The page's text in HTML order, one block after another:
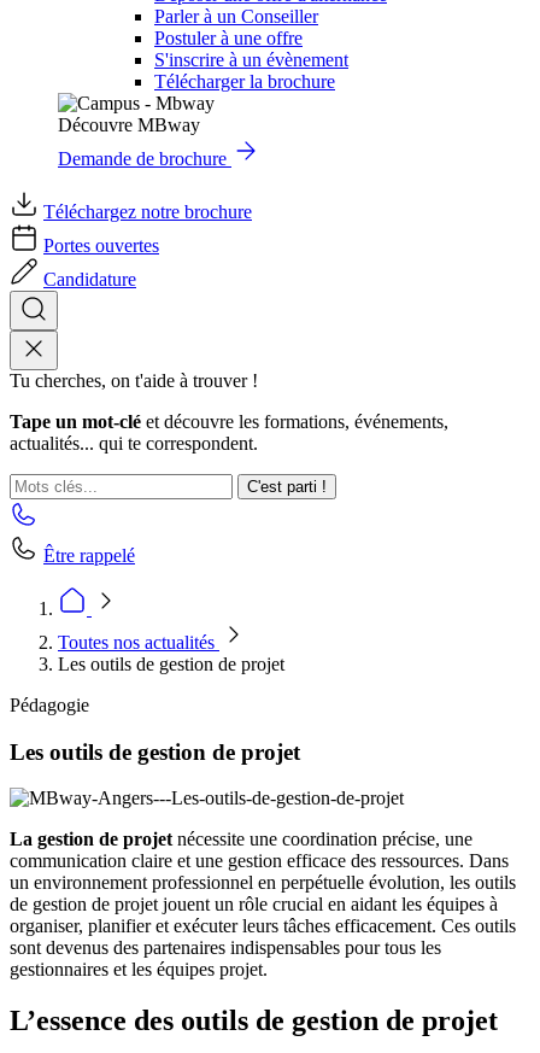
Parler à un Conseiller
Postuler à une offre
S'inscrire à un évènement
Télécharger la brochure
Découvre MBway
Demande de brochure
Téléchargez notre brochure
Portes ouvertes
Candidature
Tu cherches, on t'aide à trouver !
Tape un mot-clé et découvre les formations, événements,
actualités... qui te correspondent.
C'est parti !
Être rappelé
Toutes nos actualités
Les outils de gestion de projet
Pédagogie
Les outils de gestion de projet
La gestion de projetnécessite une coordination précise, une
communication claire et une gestion efficace des ressources. Dans
un environnement professionnel en perpétuelle évolution, les outils
de gestion de projet jouent un rôle crucial en aidant les équipes à
organiser, planifier et exécuter leurs tâches efficacement. Ces outils
sont devenus des partenaires indispensables pour tous les
gestionnaires et les équipes projet.
L’essence des outils de gestion de projet